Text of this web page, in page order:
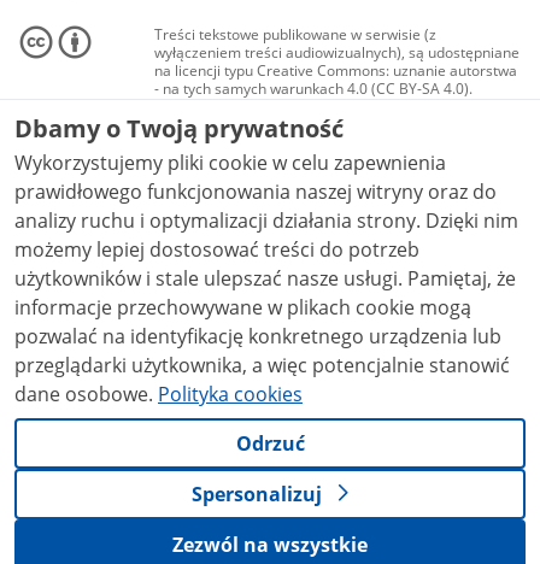
Treści tekstowe publikowane w serwisie (z
wyłączeniem treści audiowizualnych), są udostępniane
na licencji typu Creative Commons: uznanie autorstwa
- na tych samych warunkach 4.0 (CC BY-SA 4.0).
Materiały audiowizualne, w tym zdjęcia, materiały
audio i wideo, są udostępniane na licencji typu
Creative Commons: uznanie autorstwa użycie
niekomercyjne - bez utworów zależnych 4.0 (CC BY-
NC-ND 4.0), o ile nie jest to stwierdzone inaczej.
Dbamy o Twoją prywatność
Wykorzystujemy pliki cookie w celu zapewnienia
prawidłowego funkcjonowania naszej witryny oraz do
analizy ruchu i optymalizacji działania strony. Dzięki nim
możemy lepiej dostosować treści do potrzeb
użytkowników i stale ulepszać nasze usługi. Pamiętaj, że
informacje przechowywane w plikach cookie mogą
pozwalać na identyfikację konkretnego urządzenia lub
przeglądarki użytkownika, a więc potencjalnie stanowić
dane osobowe. Polityka cookies
Odrzuć
Spersonalizuj
Zezwól na wszystkie